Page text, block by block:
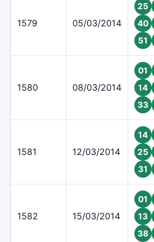
1579 05/03/2014
25
40
51
1580 08/03/2014
01
14
33
1581 12/03/2014
14
25
31
1582 15/03/2014
01
13
38